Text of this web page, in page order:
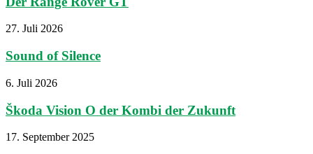
27. Juli 2026
Sound of Silence
6. Juli 2026
Škoda Vision O der Kombi der Zukunft
17. September 2025